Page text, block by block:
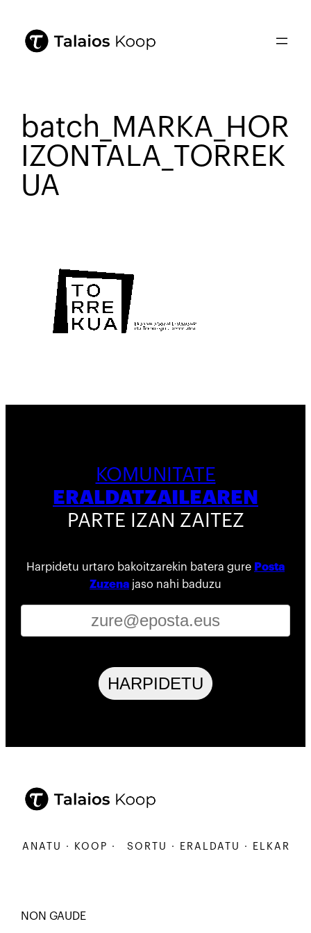
batch_MARKA_HOR
IZONTALA_TORREK
UA
KOMUNITATE
ERALDATZAILEAREN
PARTE IZAN ZAITEZ
Harpidetu urtaro bakoitzarekin batera gure Posta
Zuzena jaso nahi baduzu
HARPIDETU
· KOOP · SORTU · ERALDATU ·
NON GAUDE